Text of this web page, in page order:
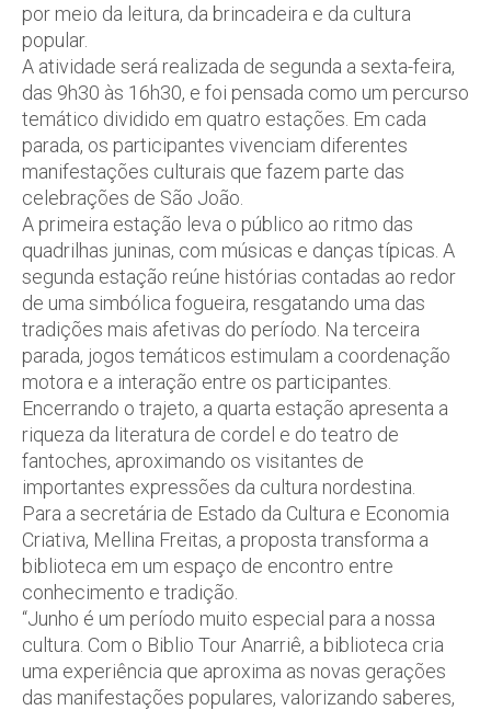
por meio da leitura, da brincadeira e da cultura
popular.
A atividade será realizada de segunda a sexta-feira,
das 9h30 às 16h30, e foi pensada como um percurso
temático dividido em quatro estações. Em cada
parada, os participantes vivenciam diferentes
manifestações culturais que fazem parte das
celebrações de São João.
A primeira estação leva o público ao ritmo das
quadrilhas juninas, com músicas e danças típicas. A
segunda estação reúne histórias contadas ao redor
de uma simbólica fogueira, resgatando uma das
tradições mais afetivas do período. Na terceira
parada, jogos temáticos estimulam a coordenação
motora e a interação entre os participantes.
Encerrando o trajeto, a quarta estação apresenta a
riqueza da literatura de cordel e do teatro de
fantoches, aproximando os visitantes de
importantes expressões da cultura nordestina.
Para a secretária de Estado da Cultura e Economia
Criativa, Mellina Freitas, a proposta transforma a
biblioteca em um espaço de encontro entre
conhecimento e tradição.
“Junho é um período muito especial para a nossa
cultura. Com o Biblio Tour Anarriê, a biblioteca cria
uma experiência que aproxima as novas gerações
das manifestações populares, valorizando saberes,